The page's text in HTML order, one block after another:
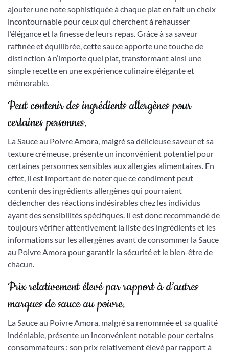
ajouter une note sophistiquée à chaque plat en fait un choix
incontournable pour ceux qui cherchent à rehausser
l’élégance et la finesse de leurs repas. Grâce à sa saveur
raffinée et équilibrée, cette sauce apporte une touche de
distinction à n’importe quel plat, transformant ainsi une
simple recette en une expérience culinaire élégante et
mémorable.
Peut contenir des ingrédients allergènes pour
certaines personnes.
La Sauce au Poivre Amora, malgré sa délicieuse saveur et sa
texture crémeuse, présente un inconvénient potentiel pour
certaines personnes sensibles aux allergies alimentaires. En
effet, il est important de noter que ce condiment peut
contenir des ingrédients allergènes qui pourraient
déclencher des réactions indésirables chez les individus
ayant des sensibilités spécifiques. Il est donc recommandé de
toujours vérifier attentivement la liste des ingrédients et les
informations sur les allergènes avant de consommer la Sauce
au Poivre Amora pour garantir la sécurité et le bien-être de
chacun.
Prix relativement élevé par rapport à d’autres
marques de sauce au poivre.
La Sauce au Poivre Amora, malgré sa renommée et sa qualité
indéniable, présente un inconvénient notable pour certains
consommateurs : son prix relativement élevé par rapport à